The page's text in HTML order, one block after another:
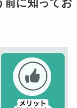
前に知ってお